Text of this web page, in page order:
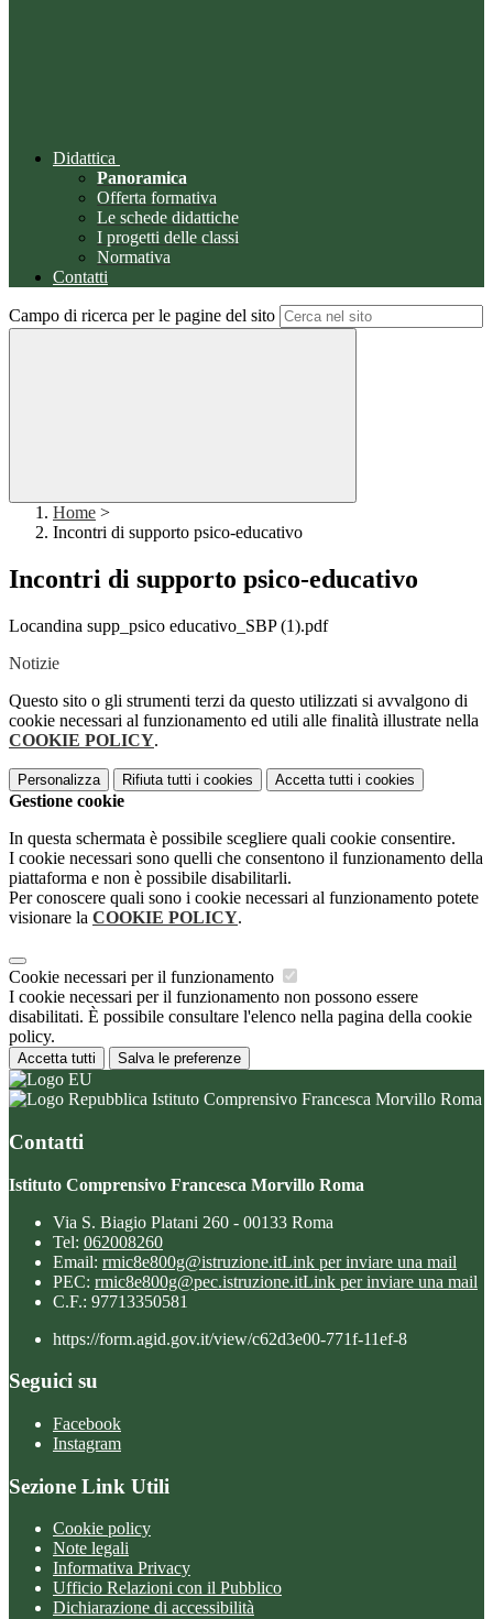
Didattica
Panoramica
Offerta formativa
Le schede didattiche
I progetti delle classi
Normativa
Contatti
Campo di ricerca per le pagine del sito
Home >
Incontri di supporto psico-educativo
Incontri di supporto psico-educativo
Locandina supp_psico educativo_SBP (1).pdf
Notizie
Questo sito o gli strumenti terzi da questo utilizzati si avvalgono di
cookie necessari al funzionamento ed utili alle finalità illustrate nella
COOKIE POLICY.
Personalizza Rifiuta tutti i cookies Accetta tutti i cookies
Gestione cookie
In questa schermata è possibile scegliere quali cookie consentire.
I cookie necessari sono quelli che consentono il funzionamento della
piattaforma e non è possibile disabilitarli.
Per conoscere quali sono i cookie necessari al funzionamento potete
visionare la COOKIE POLICY.
Cookie necessari per il funzionamento
I cookie necessari per il funzionamento non possono essere
disabilitati. È possibile consultare l'elenco nella pagina della cookie
policy.
Accetta tutti Salva le preferenze
Istituto Comprensivo Francesca Morvillo Roma
Contatti
Istituto Comprensivo Francesca Morvillo Roma
Via S. Biagio Platani 260 - 00133 Roma
Tel: 062008260
Email: rmic8e800g@istruzione.itLink per inviare una mail
PEC: rmic8e800g@pec.istruzione.itLink per inviare una mail
C.F.: 97713350581
https://form.agid.gov.it/view/c62d3e00-771f-11ef-8
Seguici su
Facebook
Instagram
Sezione Link Utili
Cookie policy
Note legali
Informativa Privacy
Ufficio Relazioni con il Pubblico
Dichiarazione di accessibilità